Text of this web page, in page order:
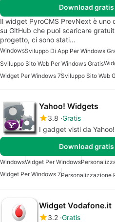
Download
Il widget PyroCMS PrevNext è uno
su GitHub che puoi scaricare
progetto, ci sono stati…
WindowsSviluppo Di App Per Windows
Sviluppo Sito Web Per Windows Gratis
Widget Per Windows 7Sviluppo Sito Web
Yahoo! Widgets
3.8 Gratis
I gadget visti da Yahoo!
Download
WindowsWidget Per Windows
Widget Per Windows 7Personalizzazione
Widget Vodafone.it
3.2 Gratis